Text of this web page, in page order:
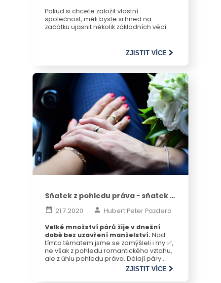
Pokud si chcete založit vlastní
společnost, měli byste si hned na
začátku ujasnit několik základních věcí.
ZJISTIT VÍCE
Sňatek z pohledu práva - sňatek z
21.7.2020
Hubert Peter Pazdera
Velké množství párů žije v dnešní
době bez uzavření manželství. Nad
tímto tématem jsme se zamýšleli i my ✅,
ne však z pohledu romantického vztahu,
ale z úhlu pohledu práva. Dělají páry
žijící v takzvaném konkubinátu dobře
ZJISTIT VÍCE